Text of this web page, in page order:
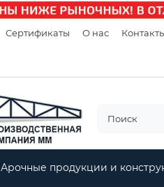
Сертификаты О нас
Арочные продукции и